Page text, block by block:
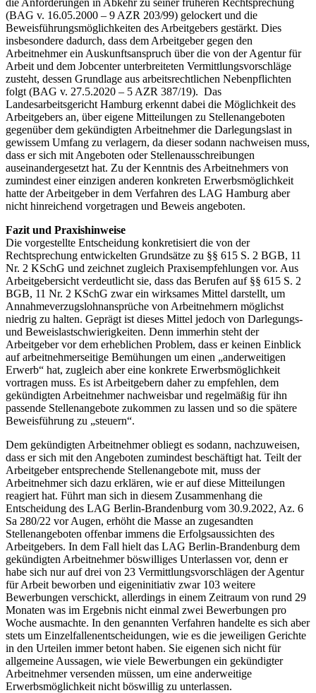
(BAG v. 16.05.2000 – 9 AZR 203/99) gelockert und die
Beweisführungsmöglichkeiten des Arbeitgebers gestärkt. Dies
insbesondere dadurch, dass dem Arbeitgeber gegen den
Arbeitnehmer ein Auskunftsanspruch über die von der Agentur für
Arbeit und dem Jobcenter unterbreiteten Vermittlungsvorschläge
zusteht, dessen Grundlage aus arbeitsrechtlichen Nebenpflichten
folgt (BAG v. 27.5.2020 – 5 AZR 387/19). Das
Landesarbeitsgericht Hamburg erkennt dabei die Möglichkeit des
Arbeitgebers an, über eigene Mitteilungen zu Stellenangeboten
gegenüber dem gekündigten Arbeitnehmer die Darlegungslast in
gewissem Umfang zu verlagern, da dieser sodann nachweisen muss,
dass er sich mit Angeboten oder Stellenausschreibungen
auseinandergesetzt hat. Zu der Kenntnis des Arbeitnehmers von
zumindest einer einzigen anderen konkreten Erwerbsmöglichkeit
hatte der Arbeitgeber in dem Verfahren des LAG Hamburg aber
nicht hinreichend vorgetragen und Beweis angeboten.
Fazit und Praxishinweise
Die vorgestellte Entscheidung konkretisiert die von der
Rechtsprechung entwickelten Grundsätze zu §§ 615 S. 2 BGB, 11
Nr. 2 KSchG und zeichnet zugleich Praxisempfehlungen vor. Aus
Arbeitgebersicht verdeutlicht sie, dass das Berufen auf §§ 615 S. 2
BGB, 11 Nr. 2 KSchG zwar ein wirksames Mittel darstellt, um
Annahmeverzugslohnansprüche von Arbeitnehmern möglichst
niedrig zu halten. Geprägt ist dieses Mittel jedoch von Darlegungs-
und Beweislastschwierigkeiten. Denn immerhin steht der
Arbeitgeber vor dem erheblichen Problem, dass er keinen Einblick
auf arbeitnehmerseitige Bemühungen um einen „anderweitigen
Erwerb“ hat, zugleich aber eine konkrete Erwerbsmöglichkeit
vortragen muss. Es ist Arbeitgebern daher zu empfehlen, dem
gekündigten Arbeitnehmer nachweisbar und regelmäßig für ihn
passende Stellenangebote zukommen zu lassen und so die spätere
Beweisführung zu „steuern“.
Dem gekündigten Arbeitnehmer obliegt es sodann, nachzuweisen,
dass er sich mit den Angeboten zumindest beschäftigt hat. Teilt der
Arbeitgeber entsprechende Stellenangebote mit, muss der
Arbeitnehmer sich dazu erklären, wie er auf diese Mitteilungen
reagiert hat. Führt man sich in diesem Zusammenhang die
Entscheidung des LAG Berlin-Brandenburg vom 30.9.2022, Az. 6
Sa 280/22 vor Augen, erhöht die Masse an zugesandten
Stellenangeboten offenbar immens die Erfolgsaussichten des
Arbeitgebers. In dem Fall hielt das LAG Berlin-Brandenburg dem
gekündigten Arbeitnehmer böswilliges Unterlassen vor, denn er
habe sich nur auf drei von 23 Vermittlungsvorschlägen der Agentur
für Arbeit beworben und eigeninitiativ zwar 103 weitere
Bewerbungen verschickt, allerdings in einem Zeitraum von rund 29
Monaten was im Ergebnis nicht einmal zwei Bewerbungen pro
Woche ausmachte. In den genannten Verfahren handelte es sich aber
stets um Einzelfallenentscheidungen, wie es die jeweiligen Gerichte
in den Urteilen immer betont haben. Sie eigenen sich nicht für
allgemeine Aussagen, wie viele Bewerbungen ein gekündigter
Arbeitnehmer versenden müssen, um eine anderweitige
Erwerbsmöglichkeit nicht böswillig zu unterlassen.